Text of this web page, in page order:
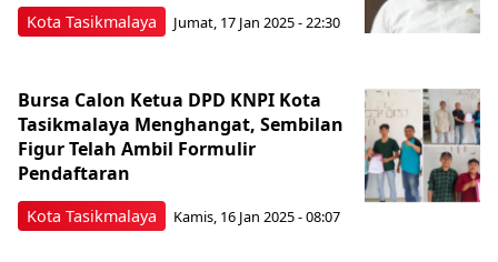
Kota Tasikmalaya Jumat, 17 Jan 2025 - 22:30
Kota Tasikmalaya
Bursa Calon Ketua DPD KNPI Kota
Tasikmalaya Menghangat, Sembilan
Figur Telah Ambil Formulir
Pendaftaran
Kamis, 16 Jan 2025 - 08:07